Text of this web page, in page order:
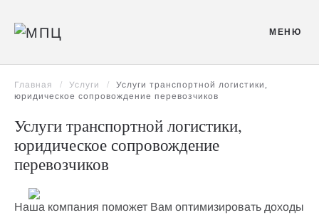
Перейти к содержимому МЕНЮ
Главная Услуги
Услуги транспортной логистики,
юридическое сопровождение перевозчиков
Услуги транспортной логистики,
юридическое сопровождение
перевозчиков
Наша компания поможет Вам оптимизировать доходы